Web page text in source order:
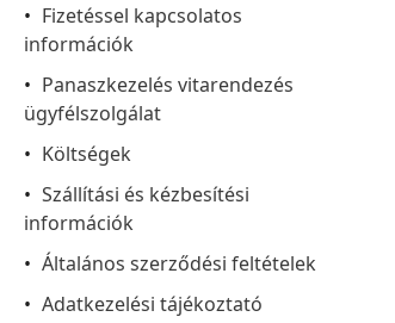
Fizetéssel kapcsolatos
információk
Panaszkezelés vitarendezés
ügyfélszolgálat
Költségek
Szállítási és kézbesítési
információk
Általános szerződési feltételek
Adatkezelési tájékoztató